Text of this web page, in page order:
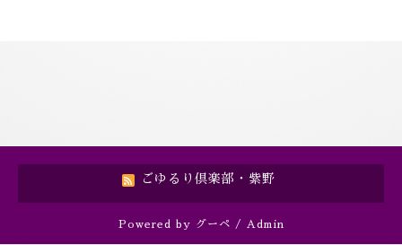
ごゆるり倶楽部・紫野
Powered by グーペ / Admin